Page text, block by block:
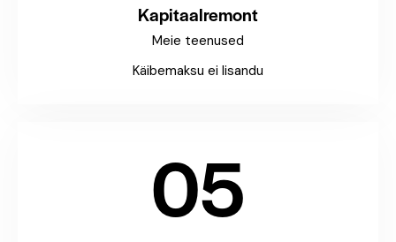
Kapitaalremont
Meie teenused
Käibemaksu ei lisandu
05